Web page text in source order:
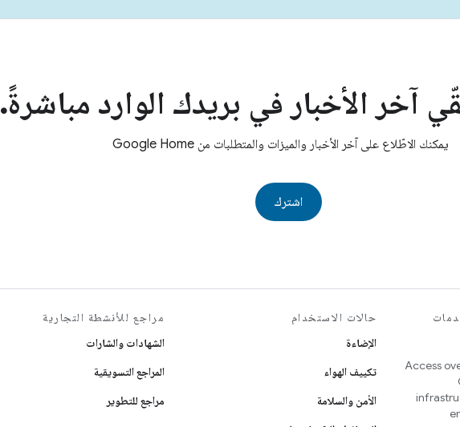
آخر الأخبار في بريدك الوارد مباشرةً.
يمكنك الاطّلاع على آخر الأخبار والميزات والمتطلبات من Google Home
اشترك
Access
حالات الاستخدام
الإضاءة
تكييف الهواء
الأمن والسلامة
مراجع للأنشطة التجارية
الشهادات والشارات
المراجع التسويقية
مراجع للتطوير